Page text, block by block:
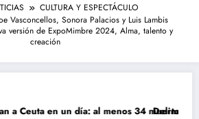
CULTURA Y ESPECTÁCULO
Vasconcellos, Sonora Palacios y Luis Lambis
versión de ExpoMimbre 2024, Alma, talento y
creación
en un día: al menos 34 muertos en la
Delincuentes